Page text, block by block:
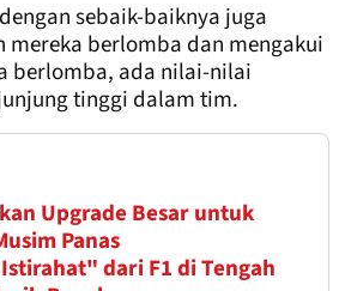
sebaik-baiknya juga
berlomba dan mengakui
berlomba, ada nilai-nilai
tinggi dalam tim.
Upgrade Besar untuk
Panas
dari F1 di Tengah